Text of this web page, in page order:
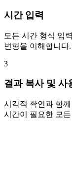
시간 입력
모든 시간 형식 입
변형을 이해합니다
3
결과 복사 및 사
시각적 확인과 함
시간이 필요한 모